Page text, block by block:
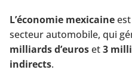
L’économie mexicaine
secteur automobile, qui
milliards d’euroset3
indirects.